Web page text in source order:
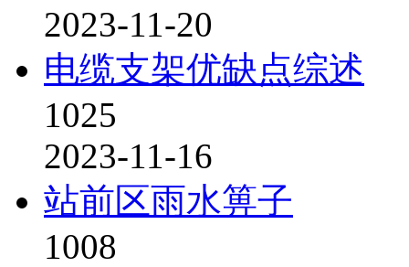
2023-11-20
电缆支架优缺点综述
1025
2023-11-16
站前区雨水箅子
1008